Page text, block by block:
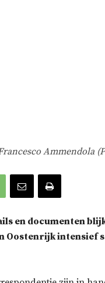
Ammendola
en documenten
intensief